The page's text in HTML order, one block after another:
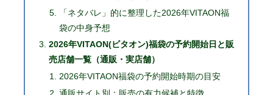
「ネタバレ」的に整理した2026年VITAON福
袋の中身予想
2026年VITAON(ビタオン)福袋の予約開始日と販
売店舗一覧（通販・実店舗）
2026年VITAON福袋の予約開始時期の目安